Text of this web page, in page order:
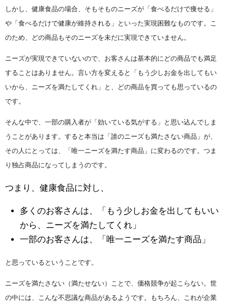
しかし、健康食品の場合、そもそものニーズが「食べるだけで痩せる」
や「食べるだけで健康が維持される」といった実現困難なものです。こ
のため、どの商品もそのニーズを未だに実現できていません。
ニーズが実現できていないので、お客さんは基本的にどの商品でも満足
することはありません。言い方を変えると「もう少しお金を出してもい
いから、ニーズを満たしてくれ」と、どの商品を買っても思っているの
です。
そんな中で、一部の購入者が「効いている気がする」と思い込んでしま
うことがあります。すると本当は「誰のニーズも満たさない商品」が、
その人にとっては、「唯一ニーズを満たす商品」に変わるのです。つま
り独占商品になってしまうのです。
つまり、健康食品に対し、
多くのお客さんは、「もう少しお金を出してもいい
から、ニーズを満たしてくれ」
一部のお客さんは、「唯一ニーズを満たす商品」
と思っているということです。
ニーズを満たさない（満たせない）ことで、価格競争が起こらない。世
の中には、こんな不思議な商品があるようです。もちろん、これが企業